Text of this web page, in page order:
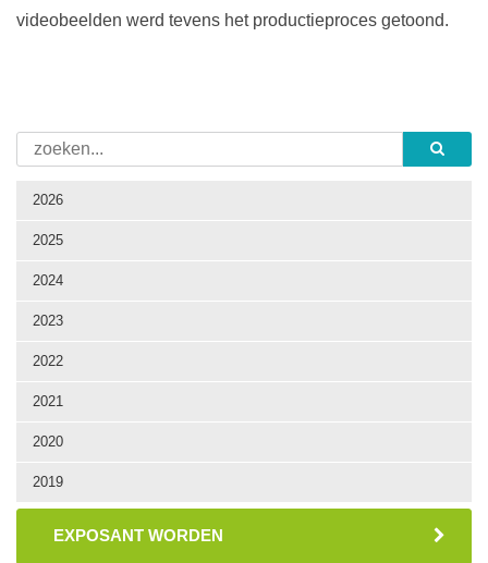
2026
2025
2024
2023
2022
2021
2020
2019
EXPOSANT WORDEN
videobeelden werd tevens het productieproces getoond.